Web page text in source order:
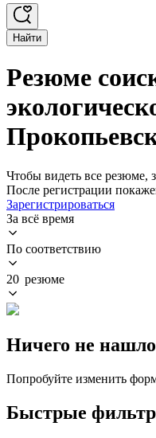
Найти
Резюме
Чтобы видеть все резюме,
После регистрации
Зарегистрироваться
За всё время
По соответствию
20 резюме
Ничего не
Попробуйте изменить
Быстрые